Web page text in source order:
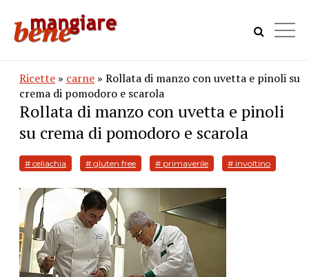
Ricette » carne » Rollata di manzo con uvetta e pinoli su
crema di pomodoro e scarola
Rollata di manzo con uvetta e pinoli
su crema di pomodoro e scarola
# celiachia # gluten free # primaverile # involtino